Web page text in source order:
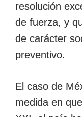
resolución
de fuerza, y
de carácter
preventivo.
El caso de
medida en